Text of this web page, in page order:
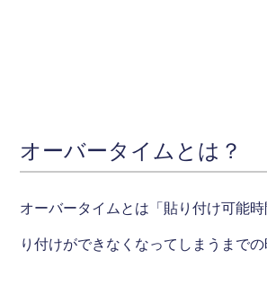
オーバータイムとは？
オーバータイムとは「貼り付け可能
り付けができなくなってしまうまでの